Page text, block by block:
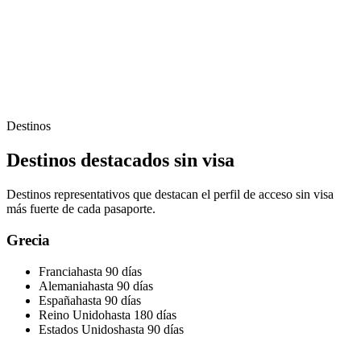
Destinos
Destinos destacados sin visa
Destinos representativos que destacan el perfil de acceso sin visa
más fuerte de cada pasaporte.
Grecia
Franciahasta 90 días
Alemaniahasta 90 días
Españahasta 90 días
Reino Unidohasta 180 días
Estados Unidoshasta 90 días